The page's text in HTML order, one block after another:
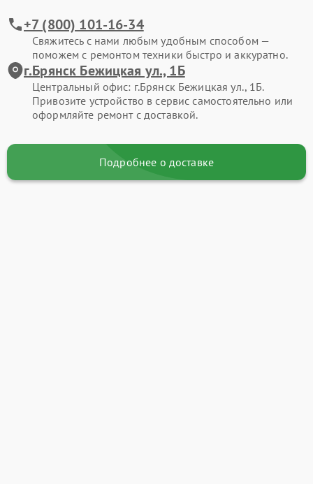
+7 (800) 101-16-34
Свяжитесь с нами любым удобным способом —
поможем с ремонтом техники быстро и аккуратно.
г.Брянск Бежицкая ул., 1Б
Центральный офис: г.Брянск Бежицкая ул., 1Б.
Привозите устройство в сервис самостоятельно или
оформляйте ремонт с доставкой.
Подробнее о доставке